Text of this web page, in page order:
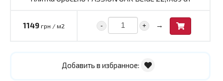
1149 грн / м2 - + →
Добавить в избранное: